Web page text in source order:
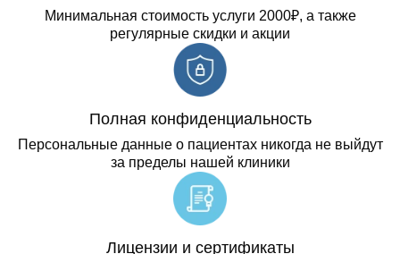
Минимальная стоимость услуги 2000₽, а также
регулярные скидки и акции
Полная конфиденциальность
Персональные данные о пациентах никогда не выйдут
за пределы нашей клиники
Лицензии и сертификаты